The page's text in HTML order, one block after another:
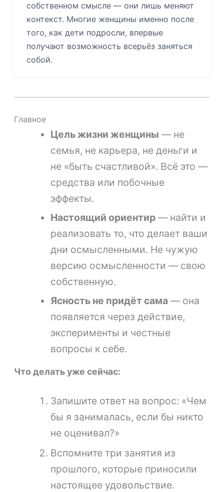
собственном смысле — они лишь меняют
контекст. Многие женщины именно после
того, как дети подросли, впервые
получают возможность всерьёз заняться
собой.
Главное
Цель жизни женщины — не
семья, не карьера, не деньги и
не «быть счастливой». Всё это —
средства или побочные
эффекты.
Настоящий ориентир— найти и
реализовать то, что делает ваши
дни осмысленными. Не чужую
версию осмысленности — свою
собственную.
Ясность не придёт сама — она
появляется через действие,
эксперименты и честные
вопросы к себе.
Что делать уже сейчас:
Запишите ответ на вопрос: «Чем
бы я занималась, если бы никто
не оценивал?»
Вспомните три занятия из
прошлого, которые приносили
настоящее удовольствие.